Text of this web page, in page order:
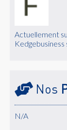
Actuellement
Nos
N/A